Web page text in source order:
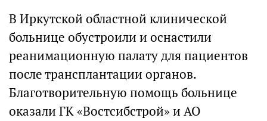
В Иркутской областной клинической
больнице обустроили и оснастили
реанимационную палату для пациентов
после трансплантации органов.
Благотворительную помощь больнице
оказали ГК «Востсибстрой» и АО